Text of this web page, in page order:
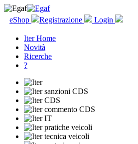
eShop Registrazione Login
Iter Home
Novità
Ricerche
?